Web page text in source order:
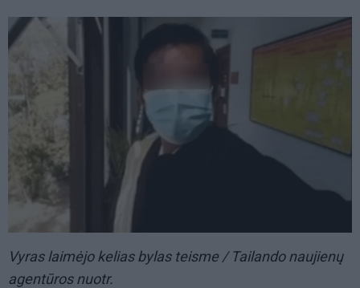
Vyras laimėjo kelias bylas teisme / Tailando naujienų
agentūros nuotr.